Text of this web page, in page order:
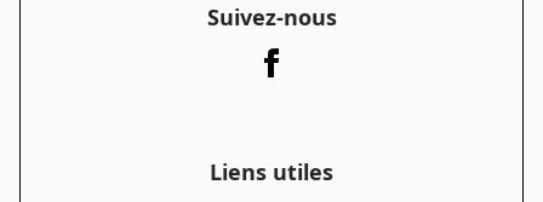
Suivez-nous
Liens utiles